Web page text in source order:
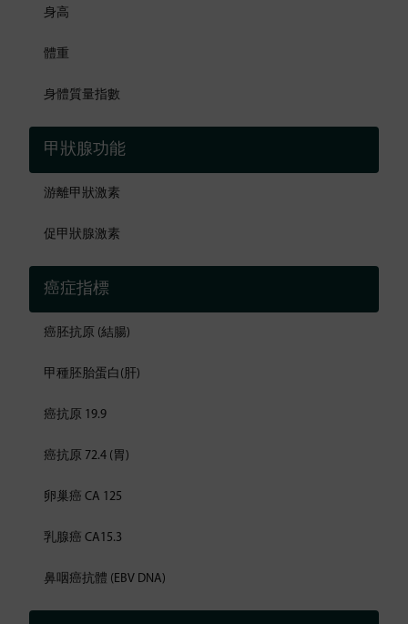
身高
體重
身體質量指數
甲狀腺功能
游離甲狀激素
促甲狀腺激素
癌症指標
癌胚抗原 (結腸)
甲種胚胎蛋白(肝)
癌抗原 19.9
癌抗原 72.4 (胃)
卵巢癌 CA 125
乳腺癌 CA15.3
鼻咽癌抗體 (EBV DNA)